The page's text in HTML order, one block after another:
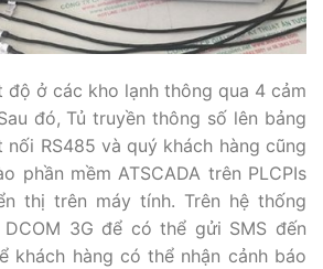
độ ở các kho lạnh thông qua 4 cảm
đó, Tủ truyền thông số lên bảng
nối RS485 và quý khách hàng cũng
phần mềm ATSCADA trên PLCPIs
thị trên máy tính. Trên hệ thống
3G để có thể gửi SMS đến
khách hàng có thể nhận cảnh báo